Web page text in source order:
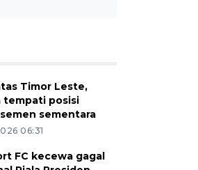
Timor Leste,
tempati posisi
sementara
06:31
FC kecewa gagal